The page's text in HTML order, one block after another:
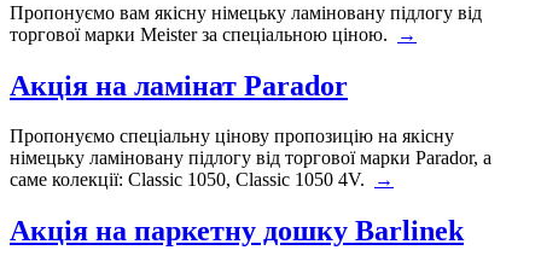
Пропонуємо вам якісну німецьку ламіновану підлогу від
торгової марки Meister за спеціальною ціною.
→
Акція на ламінат Parador
Пропонуємо спеціальну цінову пропозицію на якісну
німецьку ламіновану підлогу від торгової марки Parador, а
саме колекції: Classic 1050, Classic 1050 4V.
→
Акція на паркетну дошку Barlinek